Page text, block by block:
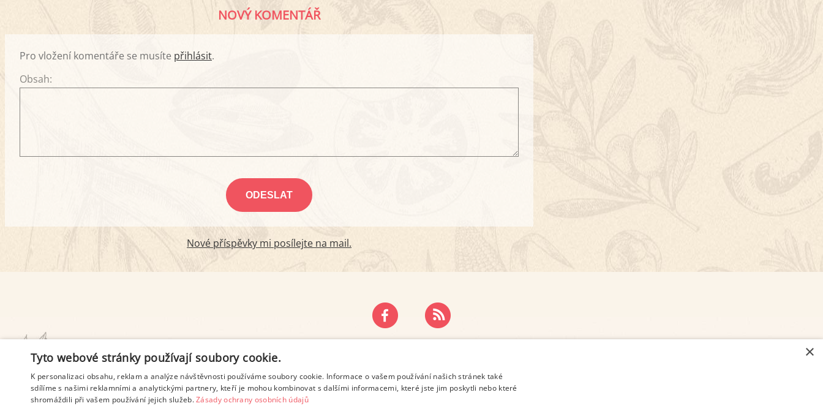
NOVÝ KOMENTÁŘ
Pro vložení komentáře se musíte přihlásit.
Obsah:
Nové příspěvky mi posílejte na mail.
PODMÍNKY UŽITÍ ZÁSADY OCHRANY OSOBNÍCH ÚDAJŮ ×
Tyto webové stránky používají soubory cookie.
K personalizaci obsahu, reklam a analýze návštěvnosti používáme soubory cookie. Informace o vašem používání našich stránek také
sdílíme s našimi reklamními a analytickými partnery, kteří je mohou kombinovat s dalšími informacemi, které jste jim poskytli nebo které
shromáždili při vašem používání jejich služeb.Zásady ochrany osobních údajů